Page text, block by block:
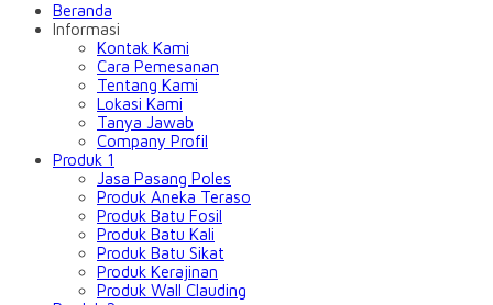
Beranda
Informasi
Kontak Kami
Cara Pemesanan
Tentang Kami
Lokasi Kami
Tanya Jawab
Company Profil
Produk 1
Jasa Pasang Poles
Produk Aneka Teraso
Produk Batu Fosil
Produk Batu Kali
Produk Batu Sikat
Produk Kerajinan
Produk Wall Clauding